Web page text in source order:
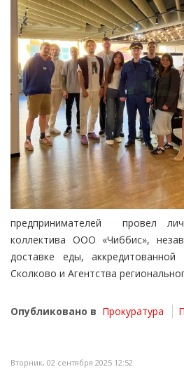
предпринимателей провел
коллектива ООО «Чиббис»,
доставке еды, аккредитованной
Сколково и Агентства
Опубликовано в Прокуратура
Вторник, 02 сентября 2025 12:52